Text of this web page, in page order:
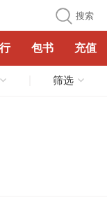
搜索
包书 充值
筛选